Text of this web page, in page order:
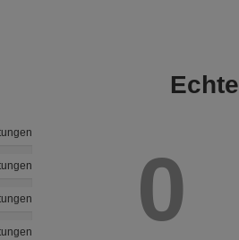
Echte
0